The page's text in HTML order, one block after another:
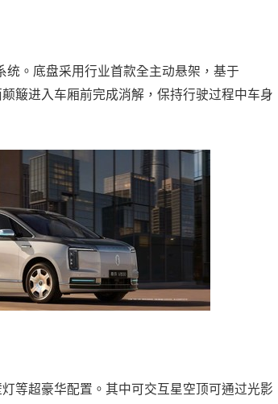
。底盘采用行业首款全主动悬架，基于
簸进入车厢前完成消解，保持行驶过程中车身
超豪华配置。其中可交互星空顶可通过光影